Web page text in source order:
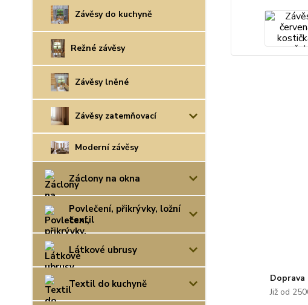
Závěsy do kuchyně
Režné závěsy
Závěsy lněné
Závěsy zatemňovací
Moderní závěsy
Záclony na okna
Povlečení, přikrývky, ložní
textil
Látkové ubrusy
Textil do kuchyně
Doprava
Již od